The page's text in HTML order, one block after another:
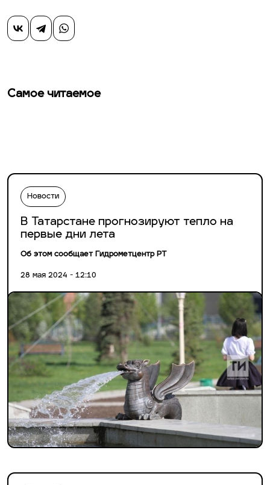
Самое читаемое
Новости
В Татарстане прогнозируют тепло на
первые дни лета
Об этом сообщает Гидрометцентр РТ
28 мая 2024 - 12:10